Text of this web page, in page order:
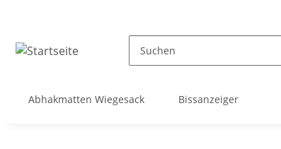
Abhakmatten Wiegesack Bissanzeiger